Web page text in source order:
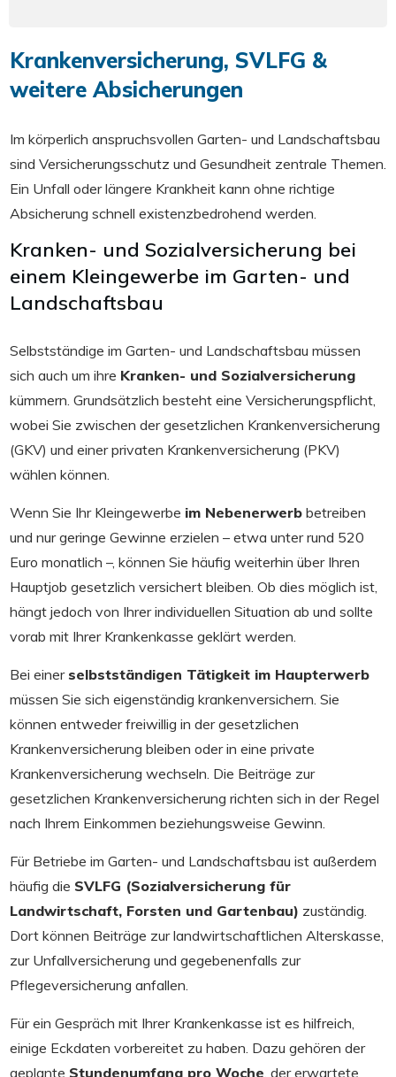
Krankenversicherung, SVLFG &
weitere Absicherungen
Im körperlich anspruchsvollen Garten- und Landschaftsbau
sind Versicherungsschutz und Gesundheit zentrale Themen.
Ein Unfall oder längere Krankheit kann ohne richtige
Absicherung schnell existenzbedrohend werden.
Kranken- und Sozialversicherung bei
einem Kleingewerbe im Garten- und
Landschaftsbau
Selbstständige im Garten- und Landschaftsbau müssen
sich auch um ihre Kranken- und Sozialversicherung
kümmern. Grundsätzlich besteht eine Versicherungspflicht,
wobei Sie zwischen der gesetzlichen Krankenversicherung
(GKV) und einer privaten Krankenversicherung (PKV)
wählen können.
Wenn Sie Ihr Kleingewerbe im Nebenerwerb betreiben
und nur geringe Gewinne erzielen – etwa unter rund 520
Euro monatlich –, können Sie häufig weiterhin über Ihren
Hauptjob gesetzlich versichert bleiben. Ob dies möglich ist,
hängt jedoch von Ihrer individuellen Situation ab und sollte
vorab mit Ihrer Krankenkasse geklärt werden.
Bei einer selbstständigen Tätigkeit im Haupterwerb
müssen Sie sich eigenständig krankenversichern. Sie
können entweder freiwillig in der gesetzlichen
Krankenversicherung bleiben oder in eine private
Krankenversicherung wechseln. Die Beiträge zur
gesetzlichen Krankenversicherung richten sich in der Regel
nach Ihrem Einkommen beziehungsweise Gewinn.
Für Betriebe im Garten- und Landschaftsbau ist außerdem
häufig die SVLFG (Sozialversicherung für
Landwirtschaft, Forsten und Gartenbau) zuständig.
Dort können Beiträge zur landwirtschaftlichen Alterskasse,
zur Unfallversicherung und gegebenenfalls zur
Pflegeversicherung anfallen.
Für ein Gespräch mit Ihrer Krankenkasse ist es hilfreich,
einige Eckdaten vorbereitet zu haben. Dazu gehören der
geplante Stundenumfang pro Woche , der erwartete